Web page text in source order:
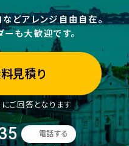
どアレンジ自由自在。
も大歓迎です。
見積り
ご回答となります
電話する